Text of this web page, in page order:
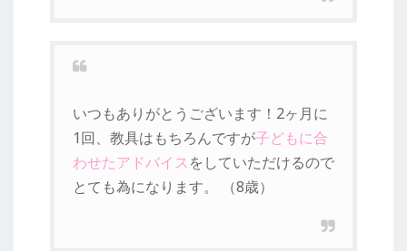
いつもありがとうございます！2ヶ月に
1回、教具はもちろんですが子どもに合
わせたアドバイスをしていただけるので
とても為になります。 （8歳）